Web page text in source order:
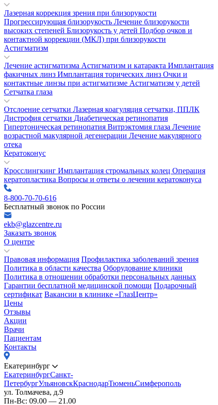
Лазерная коррекция зрения при близорукости
Прогрессирующая близорукость Лечение близорукости
высоких степеней Близорукость у детей Подбор очков и
контактной коррекции (МКЛ) при близорукости
Астигматизм
Лечение астигматизма Астигматизм и катаракта Имплантация
факичных линз Имплантация торических линз Очки и
контактные линзы при астигматизме Астигматизм у детей
Сетчатка глаза
Отслоение сетчатки Лазерная коагуляция сетчатки, ППЛК
Дистрофия сетчатки Диабетическая ретинопатия
Гипертоническая ретинопатия Витрэктомия глаза Лечение
возрастной макулярной дегенерации Лечение макулярного
отека
Кератоконус
Кросслингкинг Имплантация стромальных колец Операция
кератопластика Вопросы и ответы о лечении кератоконуса
8-800-70-70-616
Бесплатный звонок по России
ekb@glazcentre.ru
Заказать звонок
О центре
Правовая информация Профилактика заболеваний зрения
Политика в области качества Оборудование клиники
Политика в отношении обработки персональных данных
Гарантии бесплатной медицинской помощи Подарочный
сертификат Вакансии в клинике «ГлазЦентр»
Цены
Отзывы
Акции
Врачи
Пациентам
Контакты
Екатеринбург
ЕкатеринбургСанкт-
ПетербургУльяновскКраснодарТюменьСимферополь
ул. Толмачева, д.9
Пн-Вс: 09.00 — 21.00